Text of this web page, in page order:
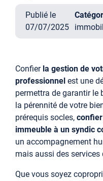
Publié le
07/07/2025
Confier la gestion de
professionnel est une
permettra de garantir le
la pérennité de votre
prérequis socles,
immeuble à un syndic
un accompagnement
mais aussi des
Que vous soyez